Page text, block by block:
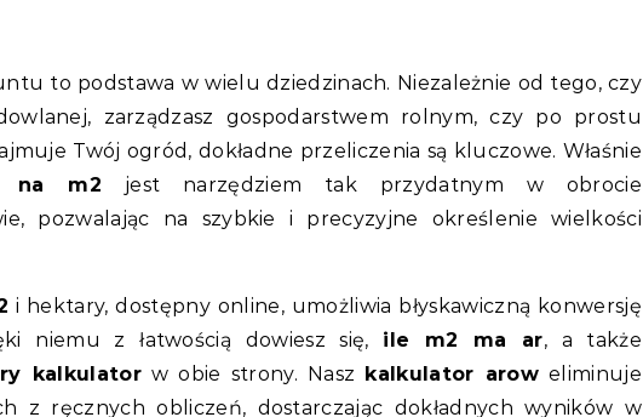
zarządzasz gospodarstwem rolnym, czy po prostu
Twój ogród, dokładne przeliczenia są kluczowe. Właśnie
na m2 jest narzędziem tak przydatnym w obrocie
pozwalając na szybkie i precyzyjne określenie wielkości
i hektary, dostępny online, umożliwia błyskawiczną konwersję
niemu z łatwością dowiesz się, ile m2 ma ar, a także
kalkulatorw obie strony. Nasz kalkulator arow eliminuje
z ręcznych obliczeń, dostarczając dokładnych wyników w